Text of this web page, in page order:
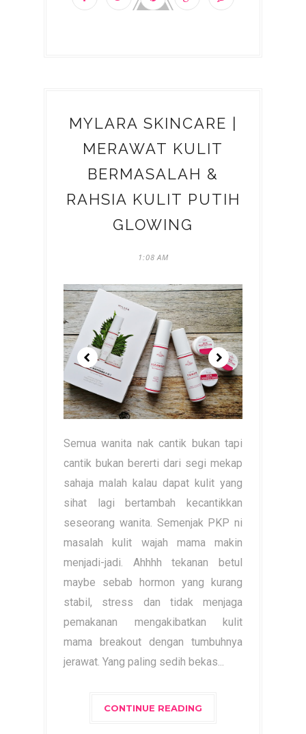
MYLARA SKINCARE |
MERAWAT KULIT
BERMASALAH &
RAHSIA KULIT PUTIH
GLOWING
1:08 AM
Semua wanita nak cantik bukan tapi
cantik bukan bererti dari segi mekap
sahaja malah kalau dapat kulit yang
sihat lagi bertambah kecantikkan
seseorang wanita. Semenjak PKP ni
masalah kulit wajah mama makin
menjadi-jadi. Ahhhh tekanan betul
maybe sebab hormon yang kurang
stabil, stress dan tidak menjaga
pemakanan mengakibatkan kulit
mama breakout dengan tumbuhnya
jerawat. Yang paling sedih bekas...
CONTINUE READING